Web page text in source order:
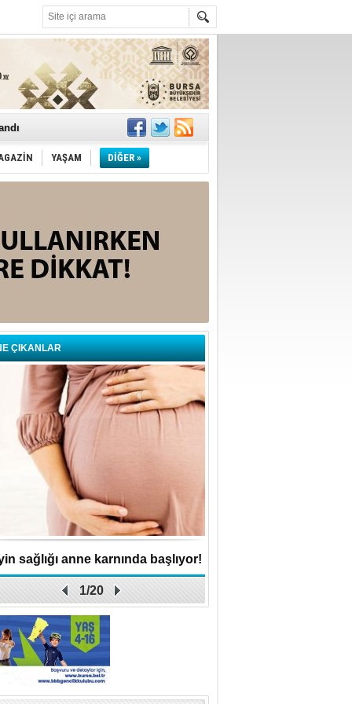
YAŞAM DİĞER »
çıkan altınlar Bulgaristan
ÇIKANLAR
sağlığı anne karnında başlıyor!
1/20